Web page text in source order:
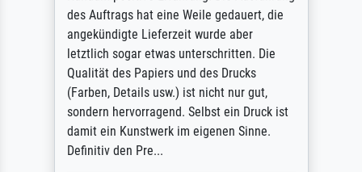
des Auftrags hat eine Weile gedauert, die
angekündigte Lieferzeit wurde aber
letztlich sogar etwas unterschritten. Die
Qualität des Papiers und des Drucks
(Farben, Details usw.) ist nicht nur gut,
sondern hervorragend. Selbst ein Druck ist
damit ein Kunstwerk im eigenen Sinne.
Definitiv den Pre...